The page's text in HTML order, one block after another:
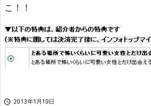
こ！！
 2013年1月19日